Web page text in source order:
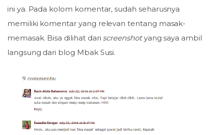
ini ya. Pada kolom komentar, sudah seharusnya
memiliki komentar yang relevan tentang masak-
memasak. Bisa dilihat dari screenshotyang saya ambil
langsung dari blog Mbak Susi.